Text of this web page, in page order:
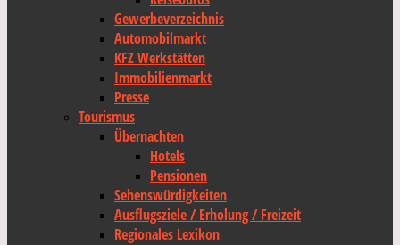
Gewerbeverzeichnis
Automobilmarkt
KFZ Werkstätten
Immobilienmarkt
Presse
Tourismus
Übernachten
Hotels
Pensionen
Sehenswürdigkeiten
Ausflugsziele / Erholung / Freizeit
Regionales Lexikon